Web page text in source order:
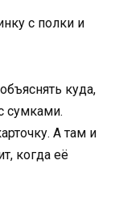
с полки и
куда,
сумками.
А там и
когда её